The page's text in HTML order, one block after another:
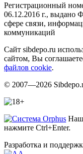
Регистрационный
06.12.2016 г., выдано
сфере связи,
коммуникаций
Сайт sibdepo.ru
сайтом, Вы
файлов cookie.
© 2007—2026
нажмите Ctrl+Enter.
Разработка и